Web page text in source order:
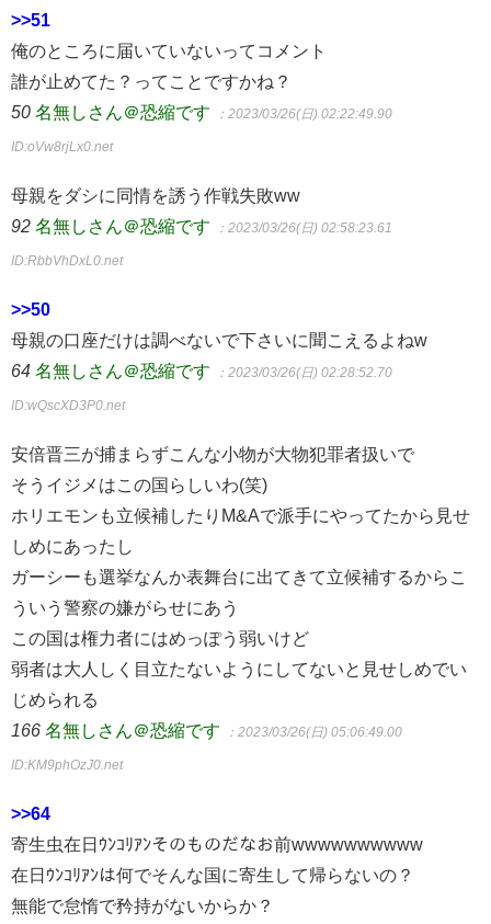
>>51
俺のところに届いていないってコメント
誰が止めてた？ってことですかね？
50 名無しさん＠恐縮です ：2023/03/26(日) 02:22:49.90
ID:oVw8rjLx0.net
母親をダシに同情を誘う作戦失敗ww
92 名無しさん＠恐縮です ：2023/03/26(日) 02:58:23.61
ID:RbbVhDxL0.net
>>50
母親の口座だけは調べないで下さいに聞こえるよねw
64 名無しさん＠恐縮です ：2023/03/26(日) 02:28:52.70
ID:wQscXD3P0.net
安倍晋三が捕まらずこんな小物が大物犯罪者扱いで
そうイジメはこの国らしいわ(笑)
ホリエモンも立候補したりM&Aで派手にやってたから見せ
しめにあったし
ガーシーも選挙なんか表舞台に出てきて立候補するからこ
ういう警察の嫌がらせにあう
この国は権力者にはめっぽう弱いけど
弱者は大人しく目立たないようにしてないと見せしめでい
じめられる
166 名無しさん＠恐縮です ：2023/03/26(日) 05:06:49.00
ID:KM9phOzJ0.net
>>64
寄生虫在日ｳﾝｺﾘｱﾝそのものだなお前wwwwwwwwww
在日ｳﾝｺﾘｱﾝは何でそんな国に寄生して帰らないの？
無能で怠惰で矜持がないからか？